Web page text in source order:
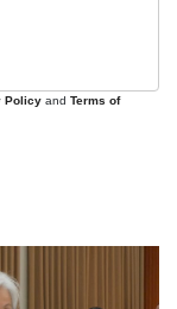
Policy and Terms of